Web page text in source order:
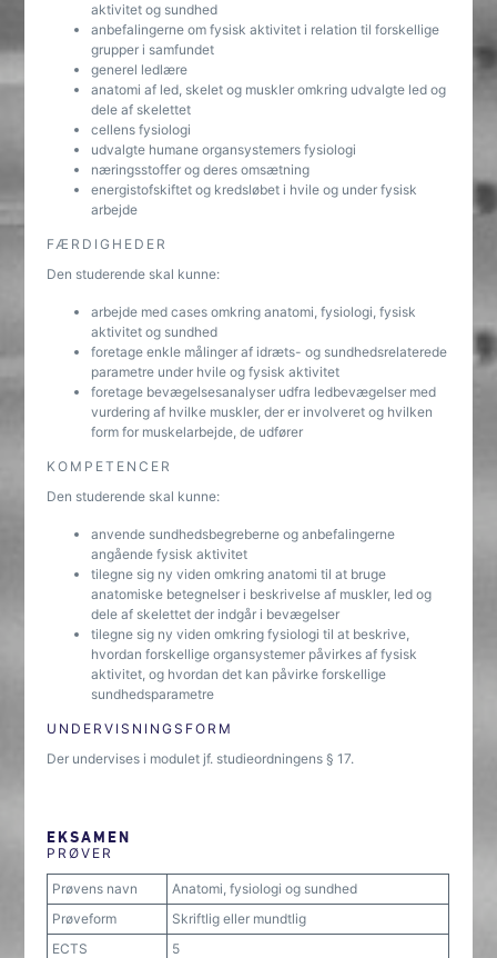
aktivitet og sundhed
anbefalingerne om fysisk aktivitet i relation til forskellige
grupper i samfundet
generel ledlære
anatomi af led, skelet og muskler omkring udvalgte led og
dele af skelettet
cellens fysiologi
udvalgte humane organsystemers fysiologi
næringsstoffer og deres omsætning
energistofskiftet og kredsløbet i hvile og under fysisk
arbejde
FÆRDIGHEDER
Den studerende skal kunne:
arbejde med cases omkring anatomi, fysiologi, fysisk
aktivitet og sundhed
foretage enkle målinger af idræts- og sundhedsrelaterede
parametre under hvile og fysisk aktivitet
foretage bevægelsesanalyser udfra ledbevægelser med
vurdering af hvilke muskler, der er involveret og hvilken
form for muskelarbejde, de udfører
KOMPETENCER
Den studerende skal kunne:
anvende sundhedsbegreberne og anbefalingerne
angående fysisk aktivitet
tilegne sig ny viden omkring anatomi til at bruge
anatomiske betegnelser i beskrivelse af muskler, led og
dele af skelettet der indgår i bevægelser
tilegne sig ny viden omkring fysiologi til at beskrive,
hvordan forskellige organsystemer påvirkes af fysisk
aktivitet, og hvordan det kan påvirke forskellige
sundhedsparametre
UNDERVISNINGSFORM
Der undervises i modulet jf. studieordningens § 17.
EKSAMEN
PRØVER
Prøvens navn
Anatomi, fysiologi og sundhed
Prøveform
Skriftlig eller mundtlig
ECTS
5